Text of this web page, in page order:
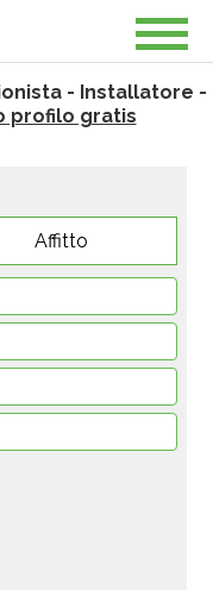
- Installatore -
profilo gratis
Affitto